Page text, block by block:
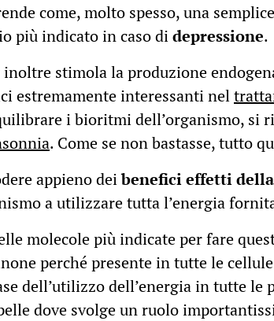
come, molto spesso, una
più indicato in caso didepressione.
inoltre stimola la produzione
estremamente interessanti nel
i bioritmi dell’organismo, si
. Come se non bastasse, tutto
appieno deibenefici effetti
a utilizzare tutta l’energia
molecole più indicate per fare
perché presente in tutte le
dell’utilizzo dell’energia in tutte
dove svolge un ruolo